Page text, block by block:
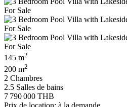
145 m2
200 m2
2 Chambres
2.5 Salles de bains
7 790 000 THB
Prix de location: à la demande